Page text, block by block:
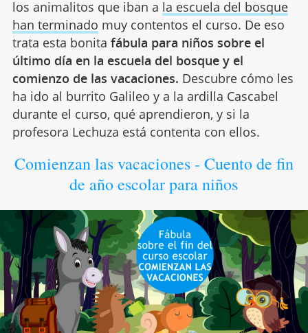
los animalitos que iban a la escuela del bosque
han terminado muy contentos el curso. De eso
trata esta bonita fábula para niños sobre el
último día en la escuela del bosque y el
comienzo de las vacaciones. Descubre cómo les
ha ido al burrito Galileo y a la ardilla Cascabel
durante el curso, qué aprendieron, y si la
profesora Lechuza está contenta con ellos.
Comienzan las vacaciones - Cuento de fin
de año escolar para niños